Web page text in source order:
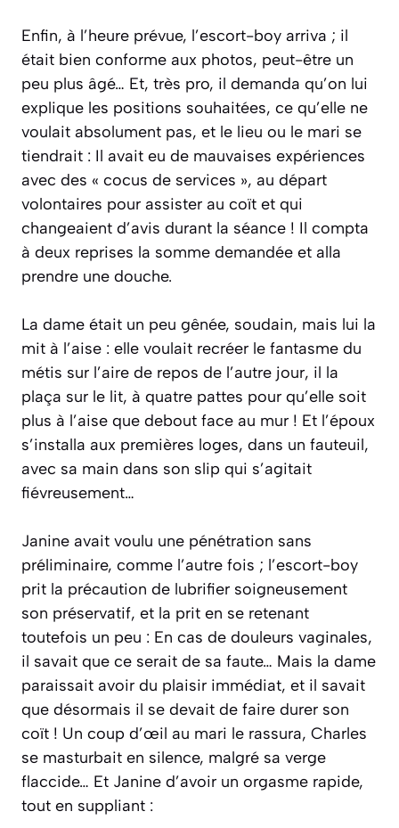
Enfin, à l’heure prévue, l’escort-boy arriva ; il
était bien conforme aux photos, peut-être un
peu plus âgé… Et, très pro, il demanda qu’on lui
explique les positions souhaitées, ce qu’elle ne
voulait absolument pas, et le lieu ou le mari se
tiendrait : Il avait eu de mauvaises expériences
avec des « cocus de services », au départ
volontaires pour assister au coït et qui
changeaient d’avis durant la séance ! Il compta
à deux reprises la somme demandée et alla
prendre une douche.
La dame était un peu gênée, soudain, mais lui la
mit à l’aise : elle voulait recréer le fantasme du
métis sur l’aire de repos de l’autre jour, il la
plaça sur le lit, à quatre pattes pour qu’elle soit
plus à l’aise que debout face au mur ! Et l’époux
s’installa aux premières loges, dans un fauteuil,
avec sa main dans son slip qui s’agitait
fiévreusement…
Janine avait voulu une pénétration sans
préliminaire, comme l’autre fois ; l’escort-boy
prit la précaution de lubrifier soigneusement
son préservatif, et la prit en se retenant
toutefois un peu : En cas de douleurs vaginales,
il savait que ce serait de sa faute… Mais la dame
paraissait avoir du plaisir immédiat, et il savait
que désormais il se devait de faire durer son
coït ! Un coup d’œil au mari le rassura, Charles
se masturbait en silence, malgré sa verge
flaccide… Et Janine d’avoir un orgasme rapide,
tout en suppliant :